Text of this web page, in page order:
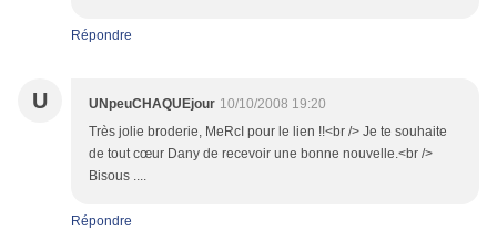
Répondre
U UNpeuCHAQUEjour 10/10/2008 19:20
Très jolie broderie, MeRcI pour le lien !!<br /> Je te souhaite
de tout cœur Dany de recevoir une bonne nouvelle.<br />
Bisous ....
Répondre